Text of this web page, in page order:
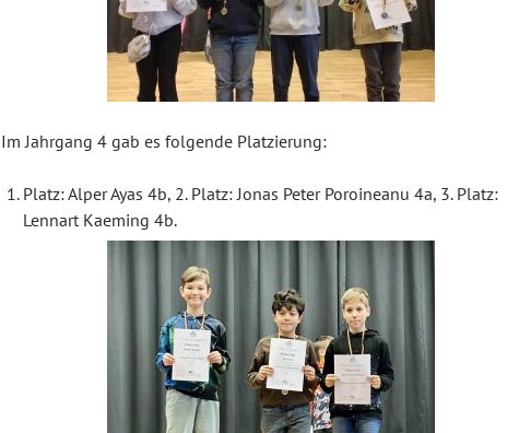
Im Jahrgang 4 gab es folgende Platzierung:
Platz: Alper Ayas 4b, 2. Platz: Jonas Peter Poroineanu 4a, 3. Platz:
Lennart Kaeming 4b.